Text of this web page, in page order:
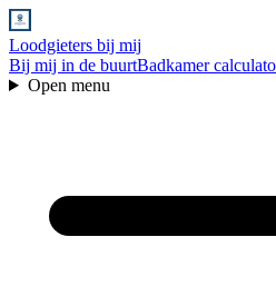
Loodgieters bij mij
Bij mij in de buurtBadkamer
Open menu